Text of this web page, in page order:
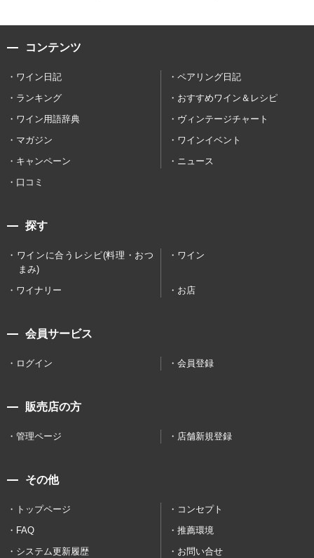
コンテンツ
ワイン日記
ペアリング日記
ランキング
おすすめワイン＆レシピ
ワイン用語辞典
ヴィンテージチャート
マガジン
ワインイベント
キャンペーン
ニュース
口コミ
探す
ワインに合うレシピ(料理・おつ
まみ)
ワイン
ワイナリー お店
会員サービス
ログイン 会員登録
販売店の方
管理ページ 店舗新規登録
その他
トップページ
コンセプト
FAQ
推薦環境
システム更新履歴
お問い合せ